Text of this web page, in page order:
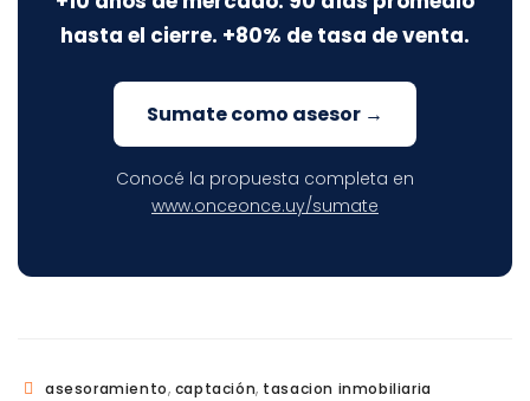
hasta el cierre. +80% de tasa de venta.
Sumate como asesor →
Conocé la propuesta completa en
www.onceonce.uy/sumate
asesoramiento, captación, tasacion inmobiliaria